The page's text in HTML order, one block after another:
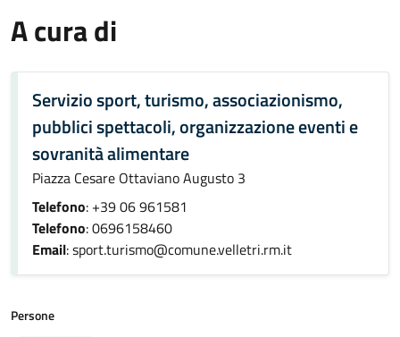
A cura di
Servizio sport, turismo, associazionismo,
pubblici spettacoli, organizzazione eventi e
sovranità alimentare
Piazza Cesare Ottaviano Augusto 3
Telefono: +39 06 961581
Telefono: 0696158460
Email: sport.turismo@comune.velletri.rm.it
Persone